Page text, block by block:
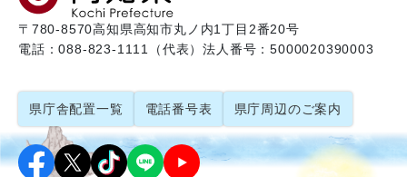
〒780-8570高知県高知市丸ノ内1丁目2番20号
電話：088-823-1111（代表）法人番号：5000020390003
県庁舎配置一覧 電話番号表 県庁周辺のご案内